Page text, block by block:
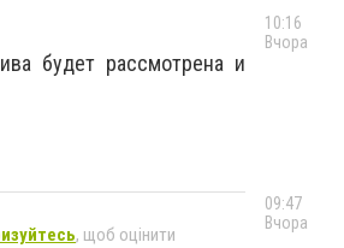
будет рассмотрена и
, щоб оцінити
10:16
Вчора
09:47
Вчора